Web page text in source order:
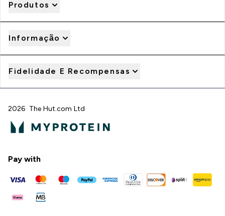
Produtos
Informação
Fidelidade E Recompensas
2026 The Hut.com Ltd
Pay with